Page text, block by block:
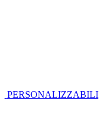
PERSONALIZZABILI